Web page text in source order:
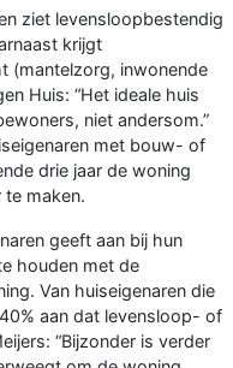
ziet levensloopbestendig
krijgt
(mantelzorg, inwonende
Huis: “Het ideale huis
niet andersom.”
met bouw- of
drie jaar de woning
maken.
geeft aan bij hun
houden met de
Van huiseigenaren die
aan dat levensloop- of
“Bijzonder is verder